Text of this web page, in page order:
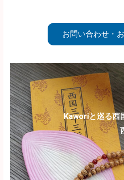
お問い合わせ・
Kaworiと巡る西